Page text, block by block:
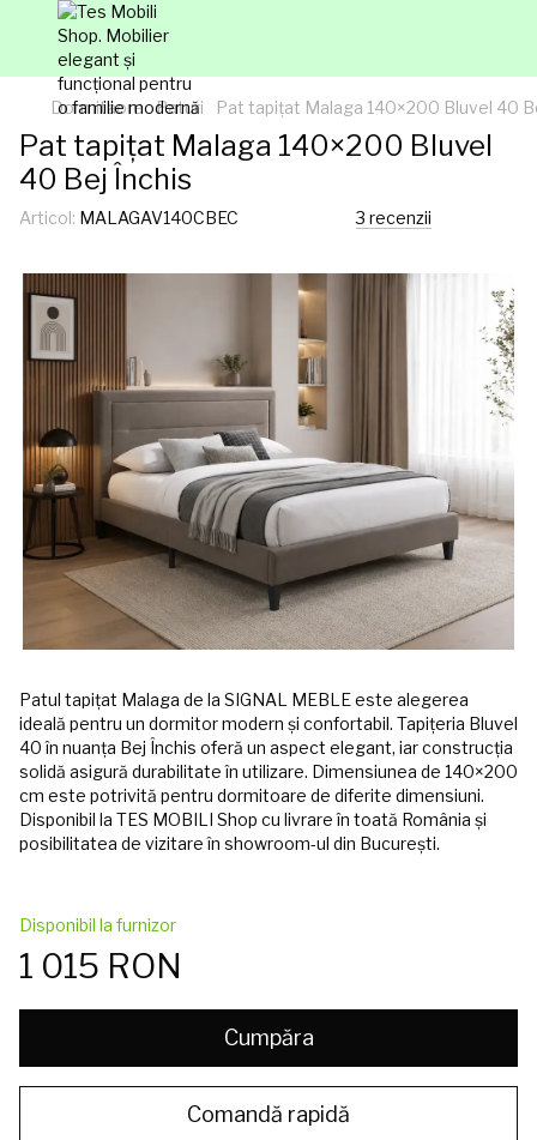
Dormitaore Paturi Pat tapițat Malaga 140×200 Bluvel 40
Pat tapițat Malaga 140×200 Bluvel
40 Bej Închis
Articol: MALAGAV140CBEC 3 recenzii
Patul tapițat Malaga de la SIGNAL MEBLE este alegerea
ideală pentru un dormitor modern și confortabil. Tapițeria Bluvel
40 în nuanța Bej Închis oferă un aspect elegant, iar construcția
solidă asigură durabilitate în utilizare. Dimensiunea de 140×200
cm este potrivită pentru dormitoare de diferite dimensiuni.
Disponibil la TES MOBILI Shop cu livrare în toată România și
posibilitatea de vizitare în showroom-ul din București.
Disponibil la furnizor
1 015 RON
Cumpăra
Comandă rapidă